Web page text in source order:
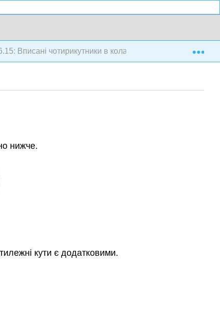
Вписані чотирикутники в колах
нижче.
кути є додатковими.